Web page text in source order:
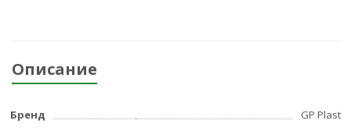
Описание
Бренд
GP Plast